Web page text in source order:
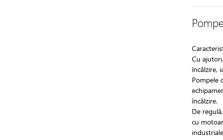
Cu
încălzire,
Pompele
încălzire.
De
cu